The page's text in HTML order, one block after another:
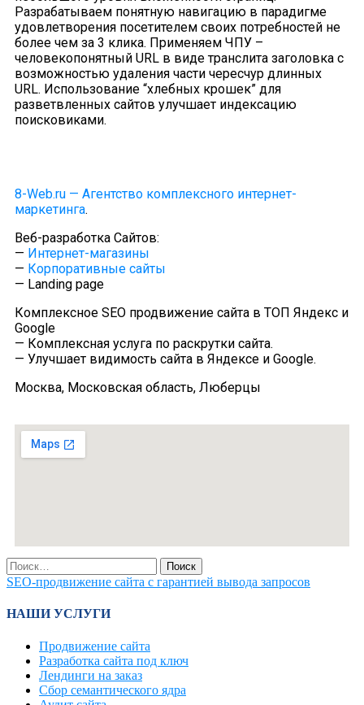
Разрабатываем понятную навигацию в парадигме
удовлетворения посетителем своих потребностей не
более чем за 3 клика. Применяем ЧПУ –
человекопонятный URL в виде транслита заголовка с
возможностью удаления части чересчур длинных
URL. Использование “хлебных крошек” для
разветвленных сайтов улучшает индексацию
поисковиками.
8-Web.ru — Агентство комплексного интернет-
маркетинга.
Веб-разработка Сайтов:
— Интернет-магазины
— Корпоративные сайты
— Landing page
Комплексное SEO продвижение сайта в ТОП Яндекс и
Google
— Комплексная услуга по раскрутки сайта.
— Улучшает видимость сайта в Яндексе и Google.
Москва, Московская область, Люберцы
SEO-продвижение сайта с гарантией вывода запросов
НАШИ УСЛУГИ
Продвижение сайта
Разработка сайта под ключ
Лендинги на заказ
Сбор семантического ядра